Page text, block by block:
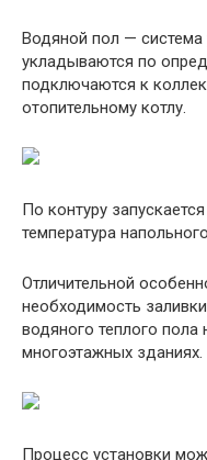
Водяной пол — система
укладываются по
подключаются к
отопительному котлу.
По контуру
температура
Отличительной
необходимость
водяного теплого
многоэтажных зданиях.
Процесс установки